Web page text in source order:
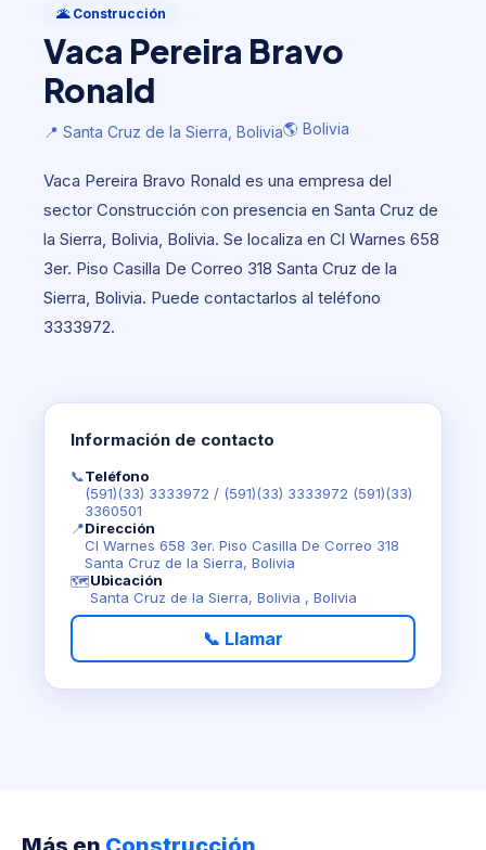
Vaca Pereira Bravo Ronald
📍 Santa Cruz de la Sierra, Bolivia🌎 Bolivia
🌋 Construcción
Vaca Pereira Bravo
Ronald
📍 Santa Cruz de la Sierra, Bolivia🌎 Bolivia
Vaca Pereira Bravo Ronald es una empresa del
sector Construcción con presencia en Santa Cruz de
la Sierra, Bolivia, Bolivia. Se localiza en Cl Warnes 658
3er. Piso Casilla De Correo 318 Santa Cruz de la
Sierra, Bolivia. Puede contactarlos al teléfono
3333972.
Información de contacto
📞Teléfono
(591)(33) 3333972 / (591)(33) 3333972 (591)(33)
3360501
📍Dirección
Cl Warnes 658 3er. Piso Casilla De Correo 318
Santa Cruz de la Sierra, Bolivia
🗺️Ubicación
Santa Cruz de la Sierra, Bolivia , Bolivia
📞 Llamar